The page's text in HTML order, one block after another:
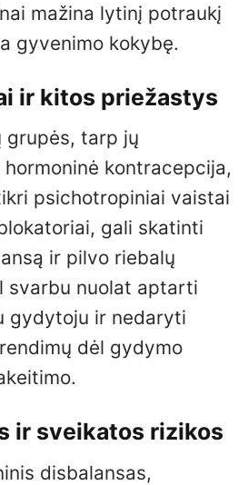
mažina lytinį potraukį
gyvenimo kokybę.
ir kitos priežastys
grupės, tarp jų
kontracepcija,
psichotropiniai vaistai
gali skatinti
ir pilvo riebalų
svarbu nuolat aptarti
gydytoju ir nedaryti
dėl gydymo
ir sveikatos rizikos
disbalansas,